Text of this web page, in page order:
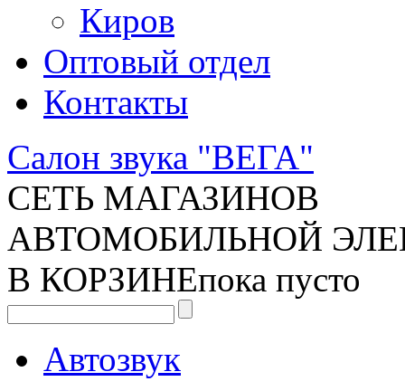
Киров
Оптовый отдел
Контакты
Салон звука "ВЕГА"
СЕТЬ МАГАЗИНОВ
АВТОМОБИЛЬНОЙ
В КОРЗИНЕпока пусто
Автозвук